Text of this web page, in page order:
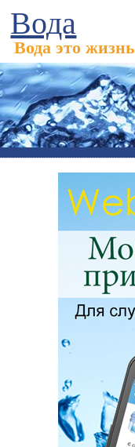
Вода
Вода это жизнь